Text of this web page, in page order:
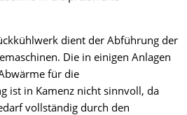
dient der Abführung der
Die in einigen Anlagen
für die
ist in Kamenz nicht sinnvoll, da
vollständig durch den